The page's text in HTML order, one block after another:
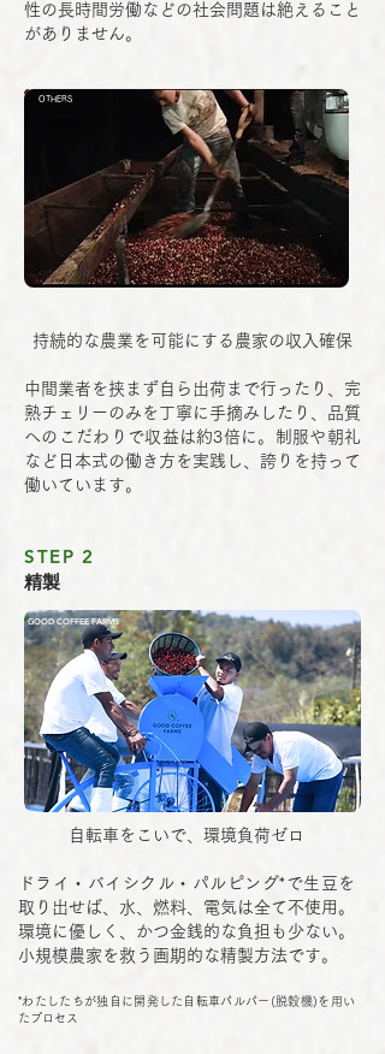
性の長時間労働などの社会問題は絶えること
がありません。
OTHERS
持続的な農業を可能にする農家の収入確保
中間業者を挟まず自ら出荷まで行ったり、完
熟チェリーのみを丁寧に手摘みしたり、品質
へのこだわりで収益は約3倍に。制服や朝礼
など日本式の働き方を実践し、​誇りを持って
働いています。
STEP 2
精製
GOOD COFFEE FARMS
自転車をこいで、環境負荷ゼロ
ドライ・バイシクル・パルピング*で生豆を
取り出せば、水、燃料、電気は全て不使用。
環境に優しく、かつ金銭的な負担も少ない。​
小規模農家を救う画期的な精製方法です。
*わたしたちが独自に開発した自転車パルパー(脱穀機)を用い
たプロセス